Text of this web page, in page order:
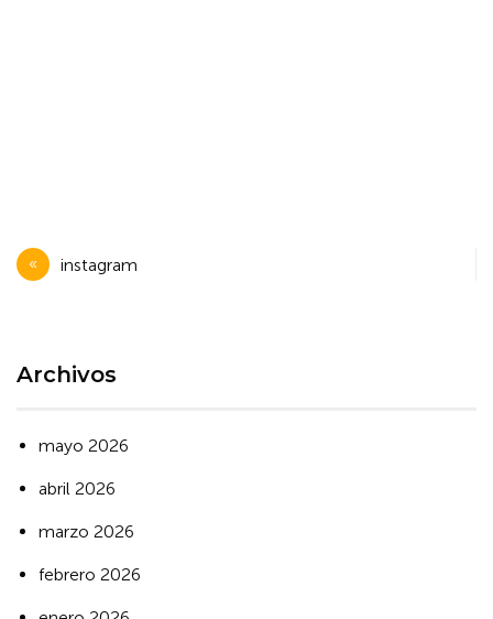
Navegación
de
instagram
Archivos
mayo 2026
abril 2026
marzo 2026
febrero 2026